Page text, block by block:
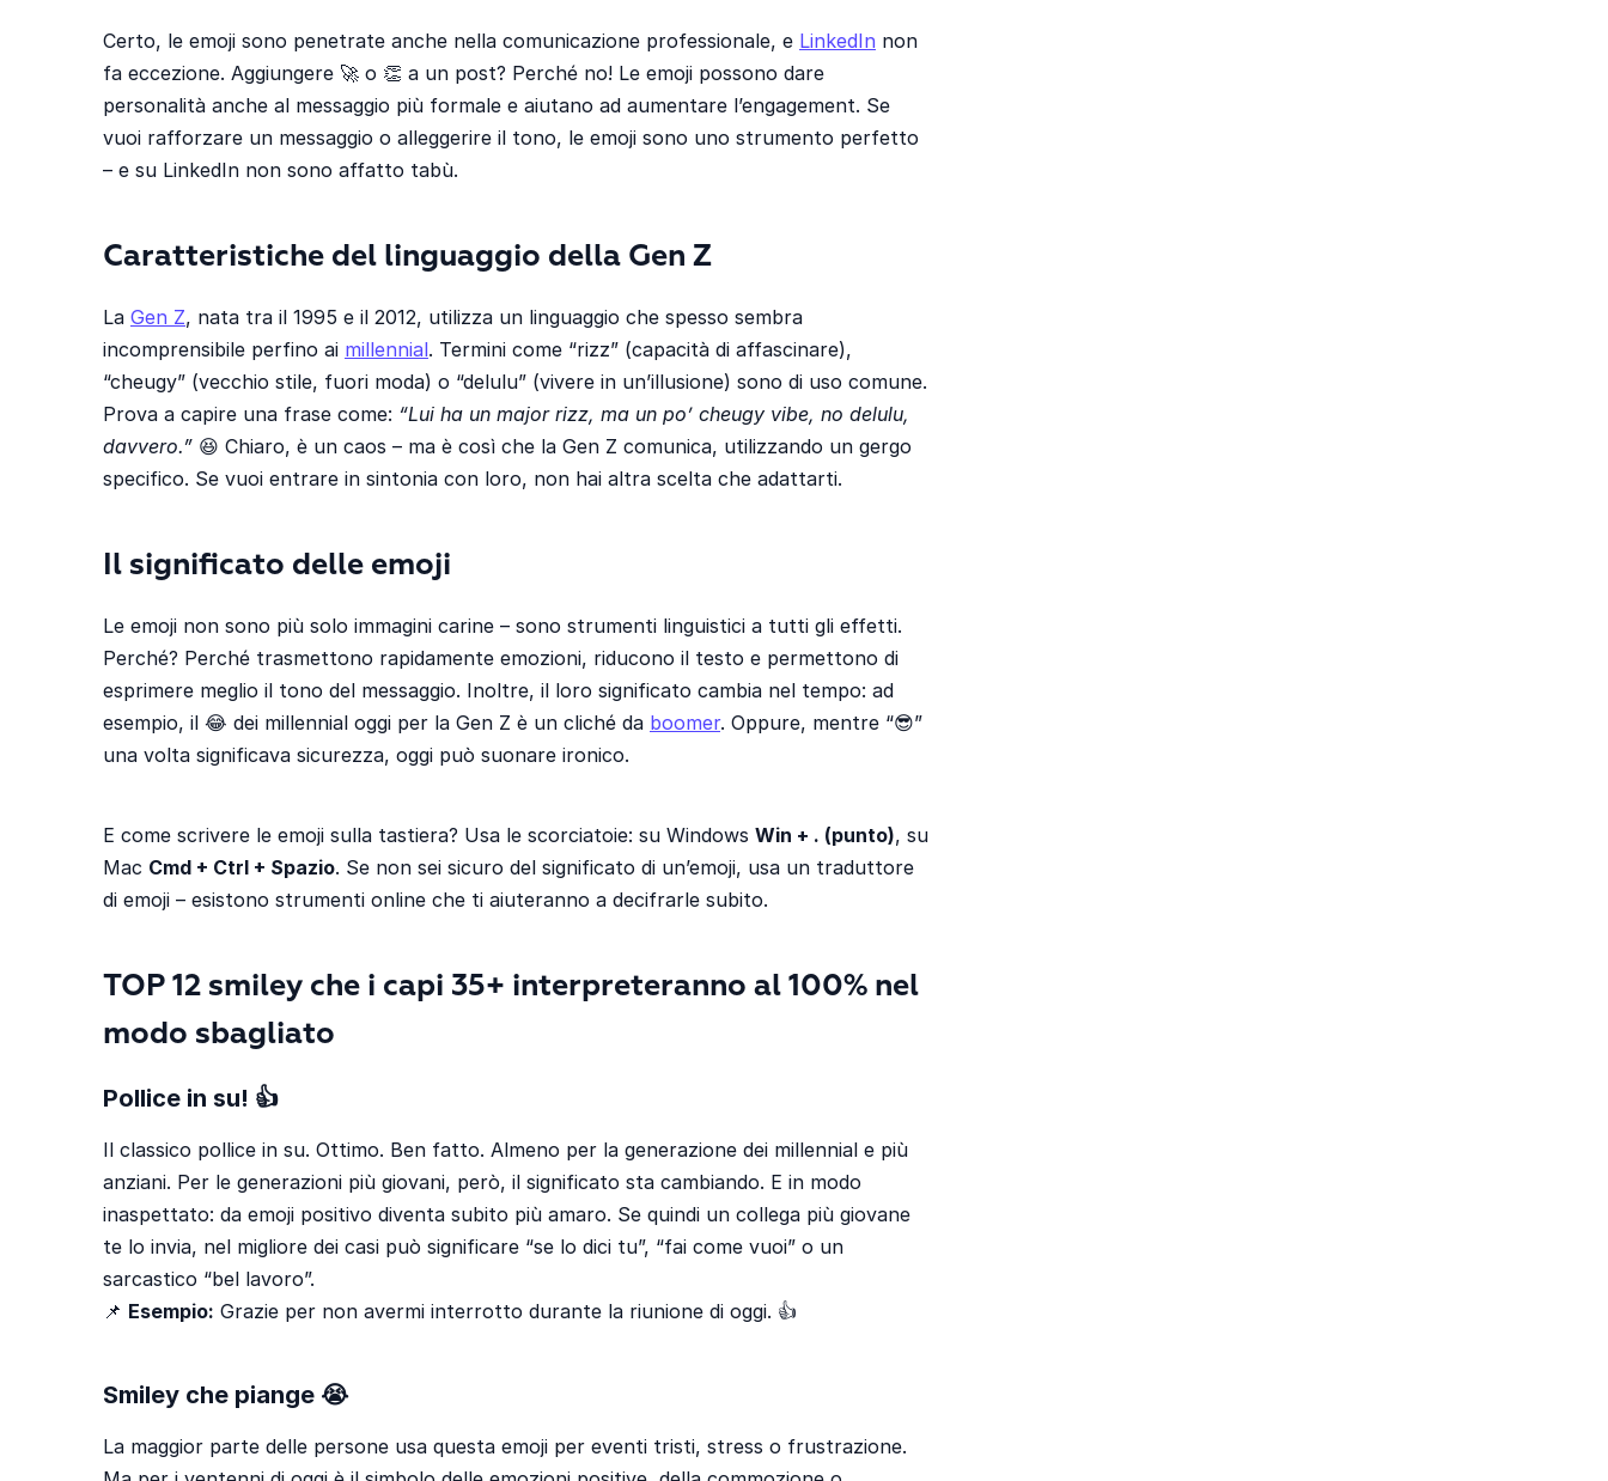
Certo, le emoji sono penetrate anche nella comunicazione professionale, e LinkedIn non
fa eccezione. Aggiungere 🚀 o 👏 a un post? Perché no! Le emoji possono dare
personalità anche al messaggio più formale e aiutano ad aumentare l’engagement. Se
vuoi rafforzare un messaggio o alleggerire il tono, le emoji sono uno strumento perfetto
– e su LinkedIn non sono affatto tabù.
Caratteristiche del linguaggio della Gen Z
La Gen Z, nata tra il 1995 e il 2012, utilizza un linguaggio che spesso sembra
incomprensibile perfino ai millennial. Termini come “rizz” (capacità di affascinare),
“cheugy” (vecchio stile, fuori moda) o “delulu” (vivere in un’illusione) sono di uso comune.
Prova a capire una frase come: “Lui ha un major rizz, ma un po’ cheugy vibe, no delulu,
davvero.” 😆 Chiaro, è un caos – ma è così che la Gen Z comunica, utilizzando un gergo
specifico. Se vuoi entrare in sintonia con loro, non hai altra scelta che adattarti.
Il significato delle emoji
Le emoji non sono più solo immagini carine – sono strumenti linguistici a tutti gli effetti.
Perché? Perché trasmettono rapidamente emozioni, riducono il testo e permettono di
esprimere meglio il tono del messaggio. Inoltre, il loro significato cambia nel tempo: ad
esempio, il 😂 dei millennial oggi per la Gen Z è un cliché da boomer. Oppure, mentre “😎”
una volta significava sicurezza, oggi può suonare ironico.
E come scrivere le emoji sulla tastiera? Usa le scorciatoie: su Windows Win + . (punto), su
Mac Cmd + Ctrl + Spazio. Se non sei sicuro del significato di un’emoji, usa un traduttore
di emoji – esistono strumenti online che ti aiuteranno a decifrarle subito.
TOP 12 smiley che i capi 35+ interpreteranno al 100% nel
modo sbagliato
Pollice in su! 👍
Il classico pollice in su. Ottimo. Ben fatto. Almeno per la generazione dei millennial e più
anziani. Per le generazioni più giovani, però, il significato sta cambiando. E in modo
inaspettato: da emoji positivo diventa subito più amaro. Se quindi un collega più giovane
te lo invia, nel migliore dei casi può significare “se lo dici tu”, “fai come vuoi” o un
sarcastico “bel lavoro”.
📌 Esempio: Grazie per non avermi interrotto durante la riunione di oggi. 👍
Smiley che piange 😭
La maggior parte delle persone usa questa emoji per eventi tristi, stress o frustrazione.